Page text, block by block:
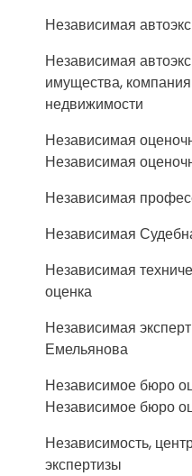
Независимая
Независимая
имущества,
недвижимости
Независимая
Независимая
Независимая
Независимая
Независимая
оценка
Независимая
Емельянова
Независимое бюро
Независимое бюро
Независимость,
экспертизы